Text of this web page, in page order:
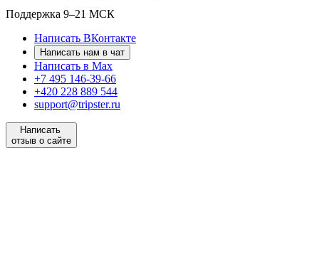
Поддержка 9–21 МСК
Написать ВКонтакте
Написать нам в чат
Написать в Max
+7 495 146-39-66
+420 228 889 544
support@tripster.ru
Написать
отзыв о сайте